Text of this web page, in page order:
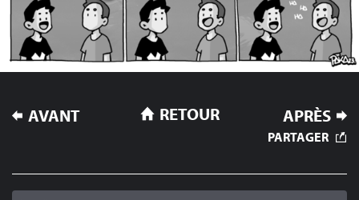
NAVIGATION
DE
AVANT APRÈS
RETOUR
PARTAGER